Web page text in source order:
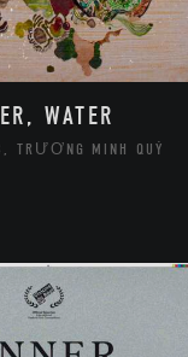
WATER
TRƯƠNG MINH QUÝ